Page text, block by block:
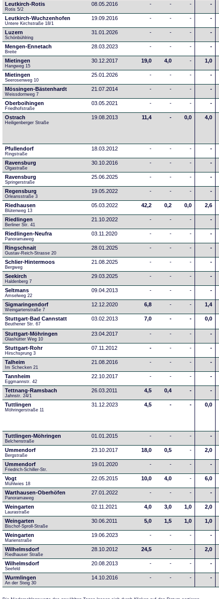
Leutkirch-Rotis
Rotis 5/2
08.05.2016 - - - -
Leutkirch-Wuchzenhofen
Untere Kirchstraße 18/1
19.09.2016 - - - -
Luzern
Schönbühlring
31.01.2026 - - - -
Mengen-Ennetach
Breite
28.03.2023 - - - -
Mietingen
Hangweg 15
30.12.2017 19,0 4,0 - 1,0
Mietingen
Seerosenweg 10
25.01.2026 - - - -
Mössingen-Bästenhardt
Weissdornweg 7
21.07.2014 - - - -
Oberboihingen
Friedhofstraße
03.05.2021 - - - -
Ostrach
Heiligenberger Straße
19.08.2013 11,4 - 0,0 4,0
Pfullendorf
Ringstraße
18.03.2012 - - - -
Ravensburg
Olgastraße
30.10.2016 - - - -
Ravensburg
Springerstraße
25.06.2025 - - - -
Regensburg
Orleansstraße 3
19.05.2022 - - - -
Riedhausen
Blütenweg 13
05.03.2022 42,2 0,2 0,0 2,6
Riedlingen
Berliner Str. 41
21.10.2022 - - - -
Riedlingen-Neufra
Panoramaweg
03.11.2020 - - - -
Ringschnait
Gustav-Reich-Strasse 20
28.01.2025 - - - -
Schlier-Hintermoos
Bergweg
21.08.2025 - - - -
Seekirch
Haldenberg 7
29.03.2025 - - - -
Seltmans
Amselweg 22
09.04.2013 - - - -
Sigmaringendorf
Weingartenstraße 7
12.12.2020 6,8 - - 1,4
Stuttgart-Bad Cannstatt
Beuthener Str. 67
03.02.2013 7,0 - - 0,0
Stuttgart-Möhringen
Glashütter Weg 10
23.04.2017 - - - -
Stuttgart-Rohr
Hirschsprung 3
07.11.2012 - - - -
Talheim
Im Schecken 21
21.08.2016 - - - -
Tannheim
Eggmannstr. 42
22.10.2017 - - - -
Tettnang-Ramsbach
Jahnstr. 24/1
26.03.2011 4,5 0,4 - -
Tuttlingen
Möhringerstraße 11
31.12.2023 4,5 - - 0,0
Tuttlingen-Möhringen
Belchenstraße
01.01.2015 - - - -
Ummendorf
Bergstraße
23.10.2017 18,0 0,5 - 2,0
Ummendorf
Friedrich-Schiller-Str.
19.01.2020 - - - -
Vogt
Mühlwies 18
22.05.2015 10,0 4,0 - 6,0
Warthausen-Oberhöfen
Panoramaweg
27.01.2022 - - - -
Weingarten
Laurastraße
02.11.2021 4,0 3,0 1,0 2,0
Weingarten
Bischof-Sproll-Straße
30.06.2011 5,0 1,5 1,0 1,0
Weingarten
Marienstraße
19.06.2023 - - - -
Wilhelmsdorf
Riedhauser Straße
28.10.2012 24,5 - - 2,0
Wilhelmsdorf
Seefeld
20.08.2013 - - - -
Wurmlingen
An der Steig 30
14.10.2016 - - - -